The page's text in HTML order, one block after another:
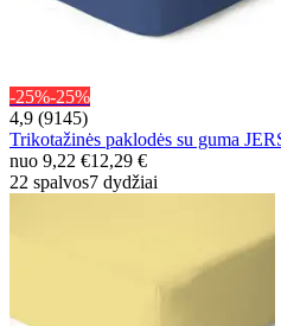
-25%-25%
4,9 (9145)
Trikotažinės paklodės su guma
nuo 9,22 €12,29 €
22 spalvos7 dydžiai